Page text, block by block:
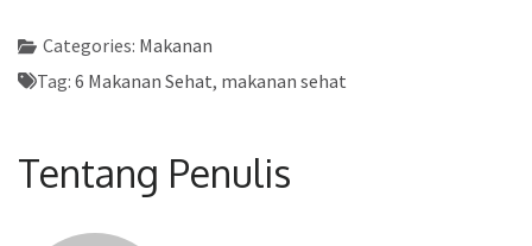
Categories: Makanan
Tag: 6 Makanan Sehat, makanan sehat
Tentang Penulis